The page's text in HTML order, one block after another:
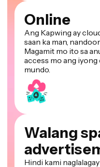
Online
Ang Kapwing ay
saan ka man,
Magamit mo ito sa
access mo ang iyong
mundo.
Walang
Hindi kami
nakatuon kami sa